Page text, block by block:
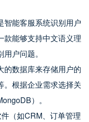
智能客服系统识别用户
款能够支持中文语义理
户问题。
的数据库来存储用户的
。根据企业需求选择关
）。
（如CRM、订单管理